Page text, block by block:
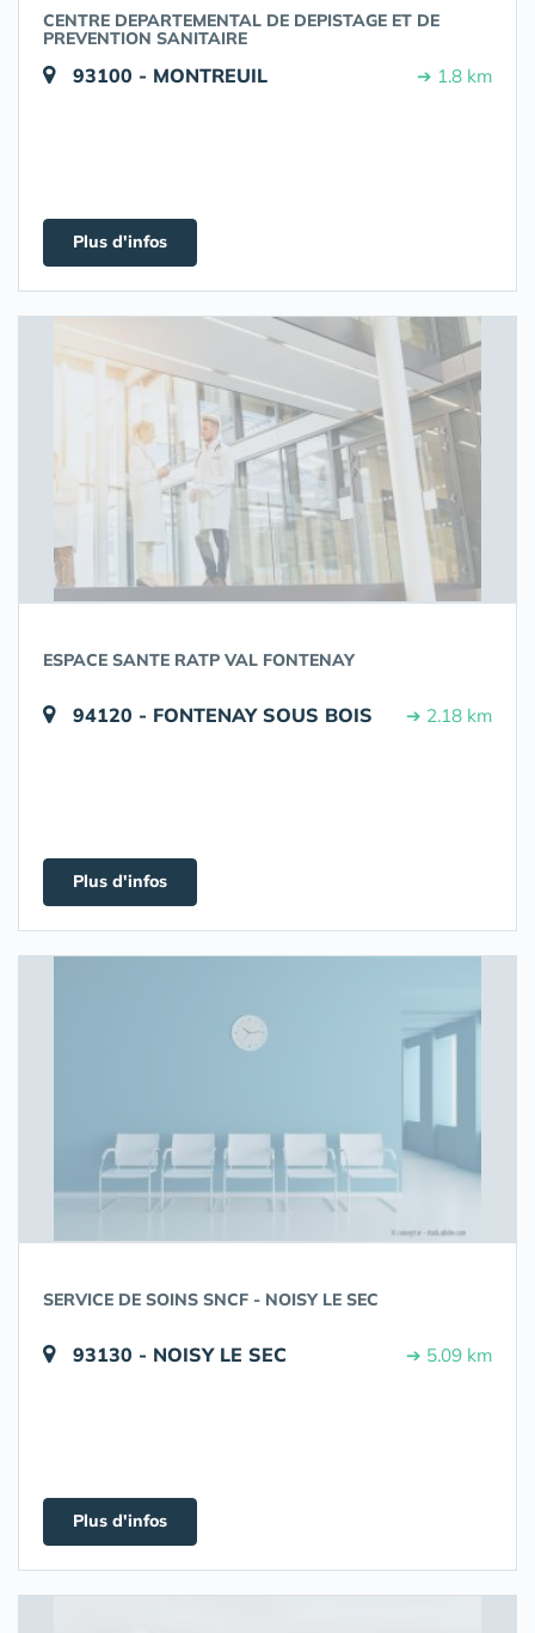
CENTRE DEPARTEMENTAL DE DEPISTAGE ET DE
PREVENTION SANITAIRE
93100 - MONTREUIL ➔ 1.8 km
Plus d'infos
ESPACE SANTE RATP VAL FONTENAY
94120 - FONTENAY SOUS BOIS ➔ 2.18 km
Plus d'infos
SERVICE DE SOINS SNCF - NOISY LE SEC
93130 - NOISY LE SEC ➔ 5.09 km
Plus d'infos